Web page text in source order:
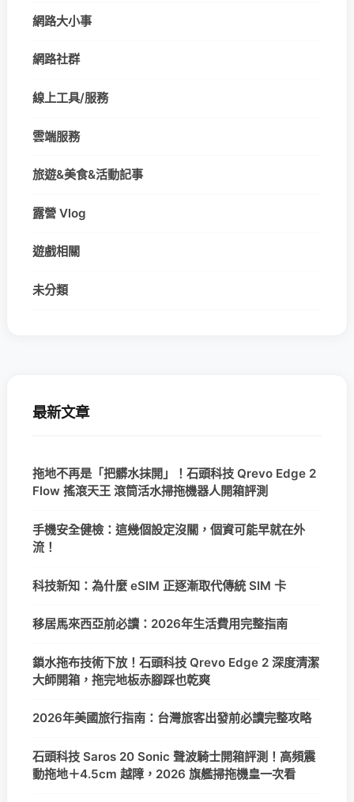
網路大小事
網路社群
線上工具/服務
雲端服務
旅遊&美食&活動記事
露營 Vlog
遊戲相關
未分類
最新文章
拖地不再是「把髒水抹開」！石頭科技 Qrevo Edge 2
Flow 搖滾天王 滾筒活水掃拖機器人開箱評測
手機安全健檢：這幾個設定沒關，個資可能早就在外
流！
科技新知：為什麼 eSIM 正逐漸取代傳統 SIM 卡
移居馬來西亞前必讀：2026年生活費用完整指南
鎖水拖布技術下放！石頭科技 Qrevo Edge 2 深度清潔
大師開箱，拖完地板赤腳踩也乾爽
2026年美國旅行指南：台灣旅客出發前必讀完整攻略
石頭科技 Saros 20 Sonic 聲波騎士開箱評測！高頻震
動拖地＋4.5cm 越障，2026 旗艦掃拖機皇一次看